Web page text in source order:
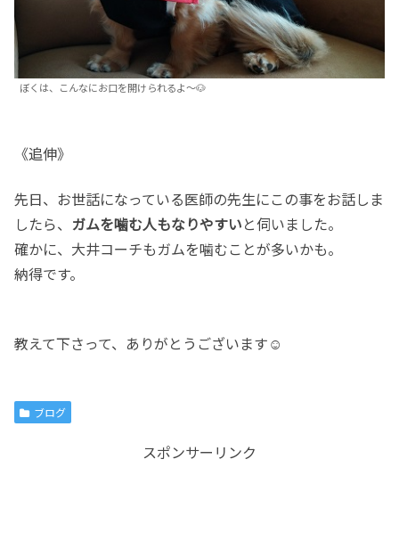
ぼくは、こんなにお口を開けられるよ～🐶
《追伸》
先日、お世話になっている医師の先生にこの事をお話しま
したら、 ガムを噛む人もなりやすいと伺いました。
確かに、大井コーチもガムを噛むことが多いかも。
納得です。
教えて下さって、ありがとうございます☺
ブログ
スポンサーリンク